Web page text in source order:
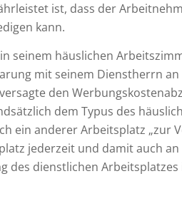
ist, dass der
kann.
seinem häuslichen
mit seinem Dienstherrn
den
dem Typus des
ein anderer Arbeitsplatz „zur
jederzeit und damit auch
des dienstlichen